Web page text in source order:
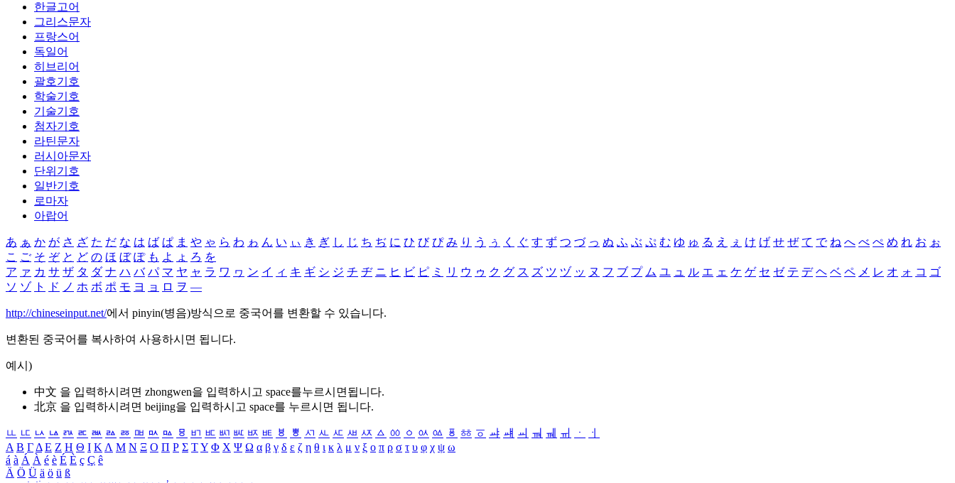
한글고어
그리스문자
프랑스어
독일어
히브리어
괄호기호
학술기호
기술기호
첨자기호
라틴문자
러시아문자
단위기호
일반기호
로마자
아랍어
あ ぁ か が さ ざ た だ な は ば ぱ ま や ゃ ら わ ゎ ん い ぃ き ぎ し じ ち ぢ に ひ び ぴ み り う ぅ く ぐ す ず つ づ っ ぬ ふ ぶ ぷ む ゆ ゅ る え ぇ け げ せ ぜ て で ね へ べ ぺ め れ お ぉ
こ ご そ ぞ と ど の ほ ぼ ぽ も よ ょ ろ を
ア ァ カ サ ザ タ ダ ナ ハ バ パ マ ヤ ャ ラ ワ ヮ ン イ ィ キ ギ シ ジ チ ヂ ニ ヒ ビ ピ ミ リ ウ ゥ ク グ ス ズ ツ ヅ ッ ヌ フ ブ プ ム ユ ュ ル エ ェ ケ ゲ セ ゼ テ デ ヘ ベ ペ メ レ オ ォ コ ゴ
ソ ゾ ト ド ノ ホ ボ ポ モ ヨ ョ ロ ヲ ―
http://chineseinput.net/에서 pinyin(병음)방식으로 중국어를 변환할 수 있습니다.
변환된 중국어를 복사하여 사용하시면 됩니다.
예시)
中文 을 입력하시려면 zhongwen을 입력하시고 space를누르시면됩니다.
北京 을 입력하시려면 beijing을 입력하시고 space를 누르시면 됩니다.
ㅥ ㅦ ㅧ ㅨ ㅩ ㅪ ㅫ ㅬ ㅭ ㅮ ㅯ ㅰ ㅱ ㅲ ㅳ ㅴ ㅵ ㅶ ㅷ ㅸ ㅹ ㅺ ㅻ ㅼ ㅽ ㅾ ㅿ ㆀ ㆁ ㆂ ㆃ ㆄ ㆅ ㆆ ㆇ ㆈ ㆉ ㆊ ㆋ ㆌ ㆍ
ㆎ
Α Β ΓΔ Ε Ζ Η Θ Ι ΚΛ Μ Ν Ξ Ο Π Ρ Σ ΤΥ Φ Χ Ψ Ω α β γ δ ε ζ η θ ι κ λ μ ν ξ ο π ρ σ τ υ φ χ ψ ω
á à Á À é è É È ç Ç ê
Ä Ö Ü ä ö ü ß